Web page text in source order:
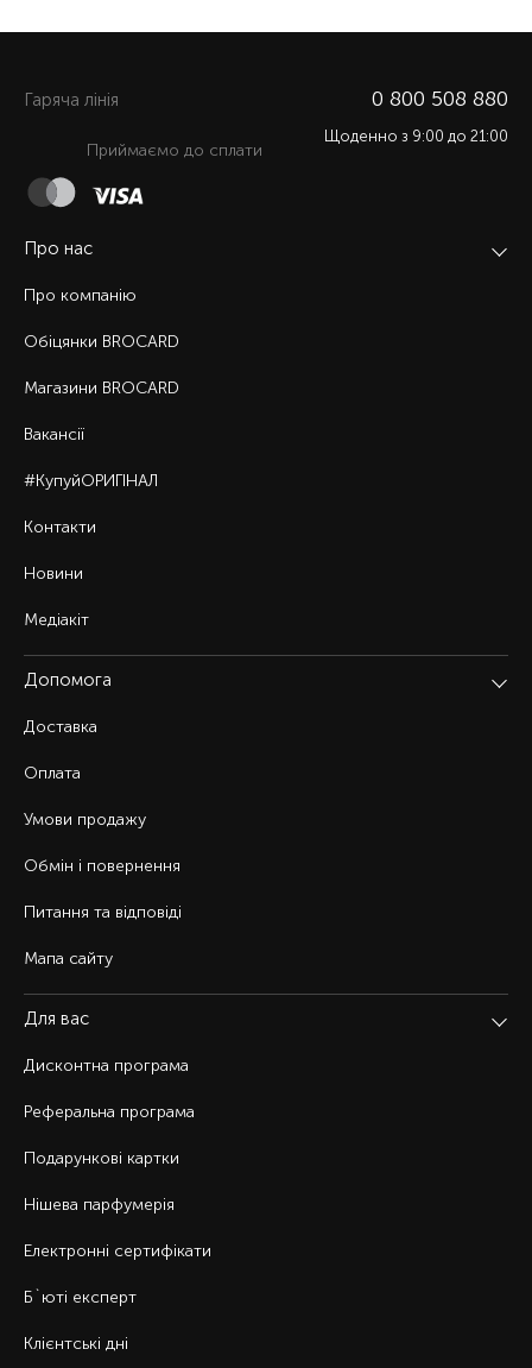
Про нас
Про компанію
Обіцянки BROCARD
Магазини BROCARD
Вакансії
#КупуйОРИГІНАЛ
Контакти
Новини
Медіакіт
Допомога
Доставка
Оплата
Умови продажу
Обмін і повернення
Питання та відповіді
Мапа сайту
Для вас
Дисконтна програма
Реферальна програма
Подарункові картки
Нішева парфумерія
Електронні сертифікати
Б`юті експерт
Клієнтські дні
Гаряча лiнiя 0 800 508 880
Щоденно з 9:00 до 21:00
Приймаємо до сплати